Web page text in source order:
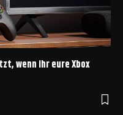
wenn ihr eure Xbox